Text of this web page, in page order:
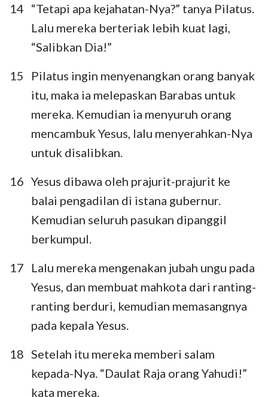
14 “Tetapi apa kejahatan-Nya?” tanya Pilatus.
Lalu mereka berteriak lebih kuat lagi,
“Salibkan Dia!”
15
Pilatus ingin menyenangkan orang banyak
itu, maka ia melepaskan Barabas untuk
mereka. Kemudian ia menyuruh orang
mencambuk Yesus, lalu menyerahkan-Nya
untuk disalibkan.
16 Yesus dibawa oleh prajurit-prajurit ke
balai pengadilan di istana gubernur.
Kemudian seluruh pasukan dipanggil
berkumpul.
17
Lalu mereka mengenakan jubah ungu pada
Yesus, dan membuat mahkota dari ranting-
ranting berduri, kemudian memasangnya
pada kepala Yesus.
18 Setelah itu mereka memberi salam
kepada-Nya. “Daulat Raja orang Yahudi!”
kata mereka.